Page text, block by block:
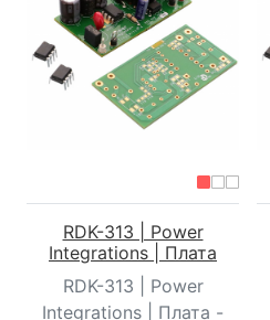
RDK-313 | Power
Integrations | Плата
RDK-313 | Power
Integrations | Плата -